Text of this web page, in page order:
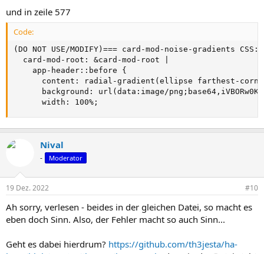
und in zeile 577
Code:
(DO NOT USE/MODIFY)=== card-mod-noise-gradients
  card-mod-root: &card-mod-root |
    app-header::before {
content: radial-gradient(ellipse farthest-
background: url(data:image/
      width: 100%;
Nival
- Moderator
19 Dez. 2022 #10
Ah sorry, verlesen - beides in der gleichen Datei, so macht es
eben doch Sinn. Also, der Fehler macht so auch Sinn...
Geht es dabei hierdrum? https://github.com/th3jesta/ha-